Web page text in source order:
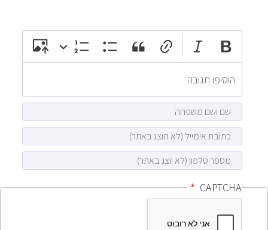
attach_file
photo_camera
CAPTCHA